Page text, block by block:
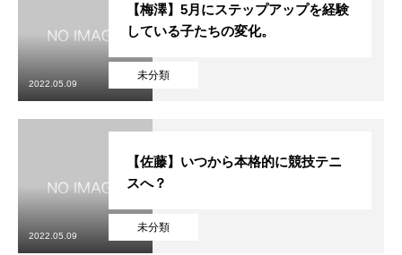
未分類
【梅澤】5月にステップアップを経験
している子たちの変化。
2022.05.09
未分類
【佐藤】いつから本格的に競技テニ
スへ？
2022.05.09